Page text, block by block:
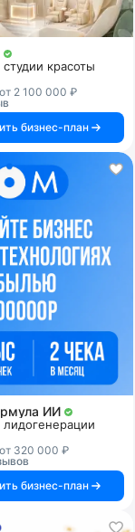
красоты
2 100 000 ₽
бизнес-план
ИИ
лидогенерации
320 000 ₽
бизнес-план